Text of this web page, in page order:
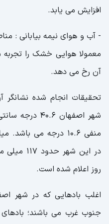
افزایش می یابد.
- آب و هوای نیمه بیابانی :
معمولا هوایی خشک را تجربه
آن رخ می دهد.
تحقیقات انجام شده
شهر اصفهان
منفی 10.6 درجه می
روز اعلام شده است.
اغلب بادهایی که در شهر